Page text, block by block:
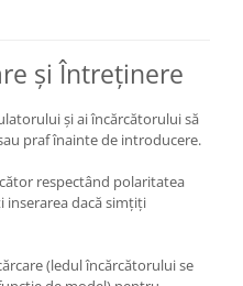
și Întreținere
și ai încărcătorului să
praf înainte de introducere.
respectând polaritatea
inserarea dacă simțiți
(ledul încărcătorului se